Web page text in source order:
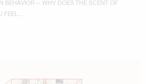
BEHAVIOR — WHY DOES THE SCENT OF
FEEL...